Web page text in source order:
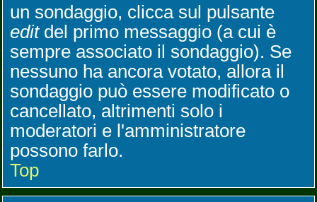
un sondaggio, clicca sul pulsante
editdel primo messaggio (a cui è
sempre associato il sondaggio). Se
nessuno ha ancora votato, allora il
sondaggio può essere modificato o
cancellato, altrimenti solo i
moderatori e l'amministratore
possono farlo.
Top